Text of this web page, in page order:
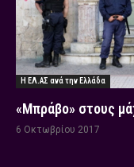
Η ΕΛ.ΑΣ ανά την Ελλάδα
«Μπράβο» στους
6 Οκτωβρίου 2017